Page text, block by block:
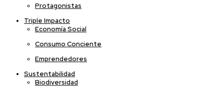
Protagonistas
Triple Impacto
Economía Social
Consumo Conciente
Emprendedores
Sustentabilidad
Biodiversidad